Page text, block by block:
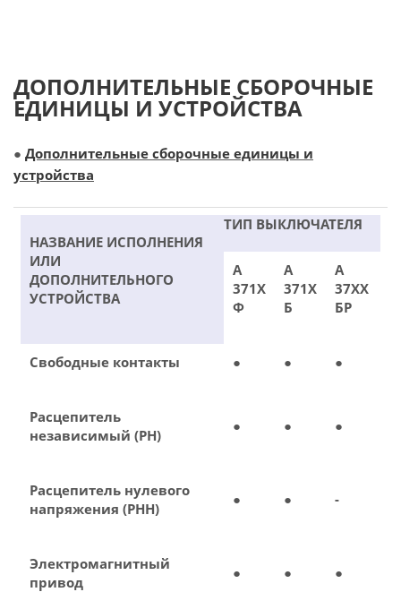
ДОПОЛНИТЕЛЬНЫЕ СБОРОЧНЫЕ
ЕДИНИЦЫ И УСТРОЙСТВА
● Дополнительные сборочные единицы и
устройства
НАЗВАНИЕ ИСПОЛНЕНИЯ
ИЛИ
ДОПОЛНИТЕЛЬНОГО
УСТРОЙСТВА
ТИП ВЫКЛЮЧАТЕЛЯ
А
371Х
Ф
А
371Х
Б
А
37ХХ
БР
Свободные контакты ● ● ●
Расцепитель
независимый (РН)
● ● ●
Расцепитель нулевого
напряжения (РНН)
● ● -
Электромагнитный
привод
● ● ●